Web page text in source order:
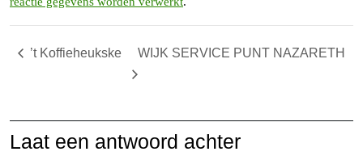
’t Koffieheukske WIJK SERVICE PUNT NAZARETH
Laat een antwoord achter